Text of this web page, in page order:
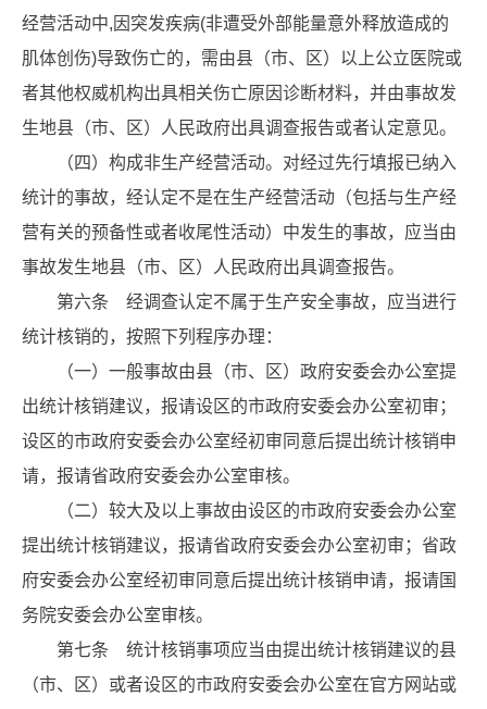
经营活动中,因突发疾病(非遭受外部能量意外释放造成的
肌体创伤)导致伤亡的，需由县（市、区）以上公立医院或
者其他权威机构出具相关伤亡原因诊断材料，并由事故发
生地县（市、区）人民政府出具调查报告或者认定意见。
（四）构成非生产经营活动。对经过先行填报已纳入
统计的事故，经认定不是在生产经营活动（包括与生产经
营有关的预备性或者收尾性活动）中发生的事故，应当由
事故发生地县（市、区）人民政府出具调查报告。
第六条 经调查认定不属于生产安全事故，应当进行
统计核销的，按照下列程序办理：
（一）一般事故由县（市、区）政府安委会办公室提
出统计核销建议，报请设区的市政府安委会办公室初审；
设区的市政府安委会办公室经初审同意后提出统计核销申
请，报请省政府安委会办公室审核。
（二）较大及以上事故由设区的市政府安委会办公室
提出统计核销建议，报请省政府安委会办公室初审；省政
府安委会办公室经初审同意后提出统计核销申请，报请国
务院安委会办公室审核。
第七条 统计核销事项应当由提出统计核销建议的县
（市、区）或者设区的市政府安委会办公室在官方网站或